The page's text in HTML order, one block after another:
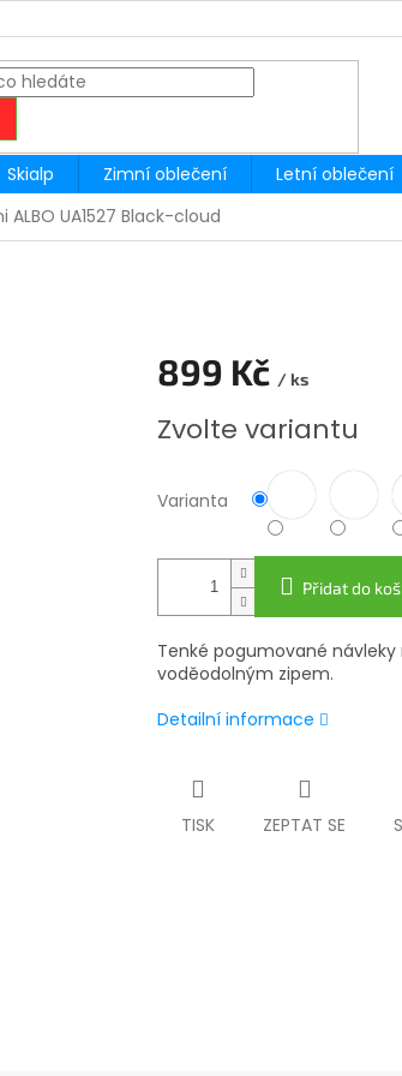
Skialp Zimní oblečení Letní oblečení
ALBO UA1527 Black-cloud
899 Kč / ks
cena:
Zvolte variantu
Varianta
Přidat do
Tenké pogumované
voděodolným zipem.
Detailní informace
TISK ZEPTAT SE